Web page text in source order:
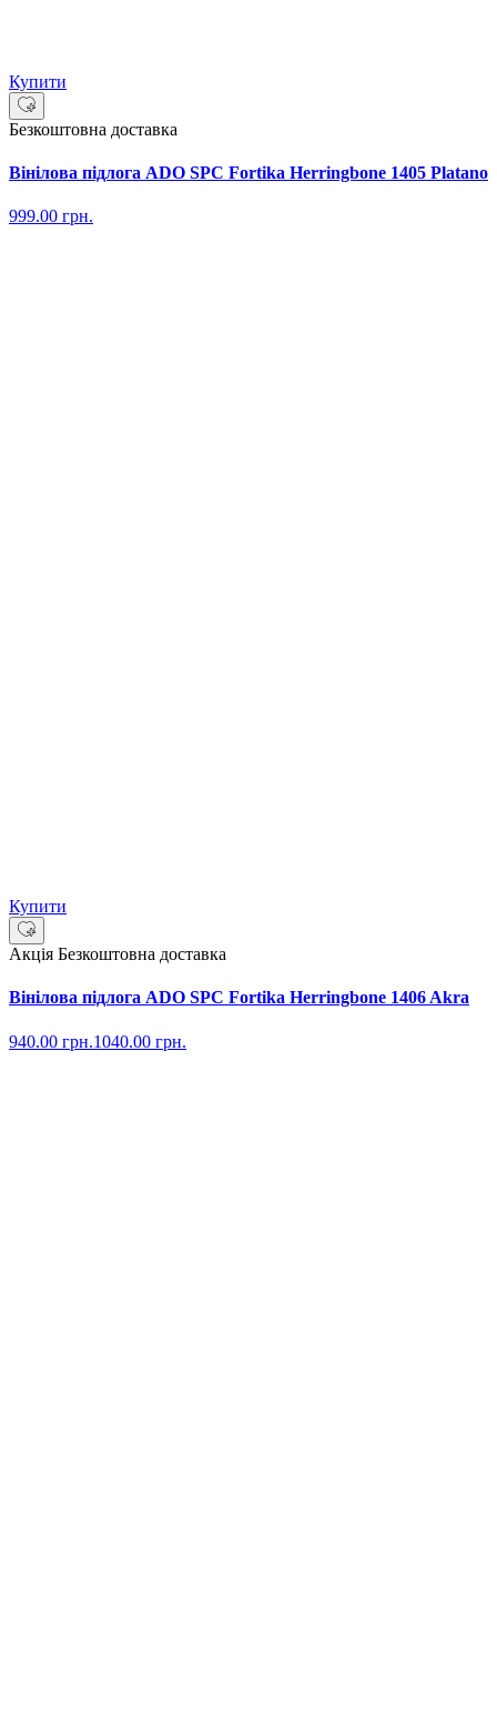
Купити
Безкоштовна доставка
Вінілова підлога ADO SPC Fortika Herringbone 1405 Platano
999.00 грн.
Купити
Акція Безкоштовна доставка
Вінілова підлога ADO SPC Fortika Herringbone 1406 Akra
940.00 грн.1040.00 грн.